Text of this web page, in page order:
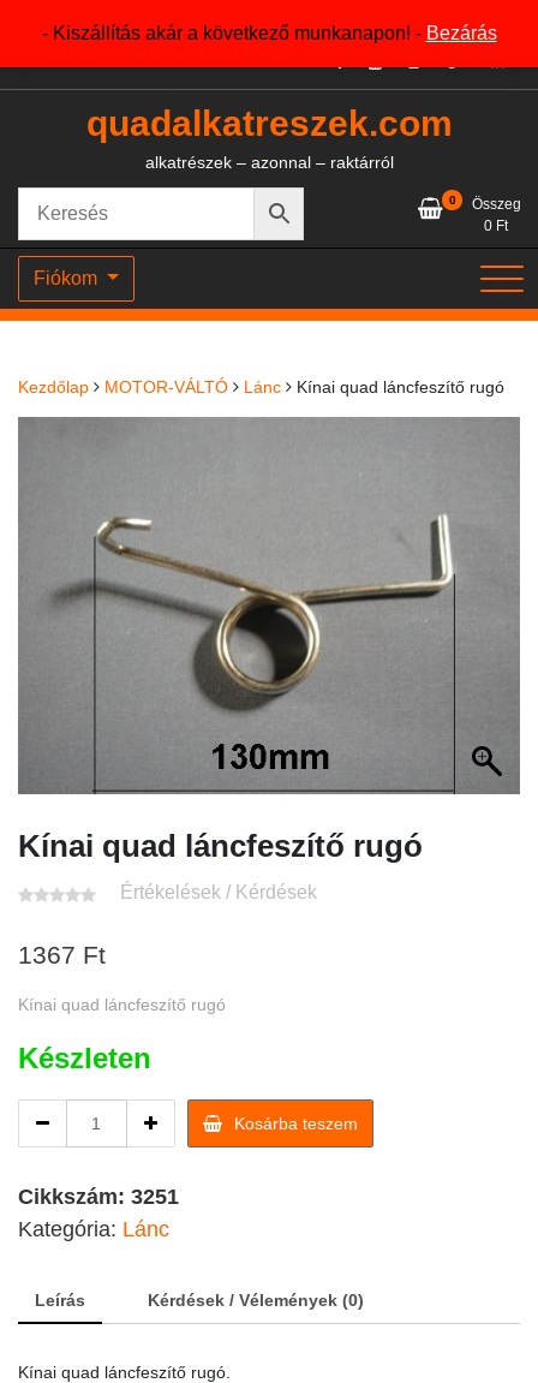
- Kiszállítás akár a következő munkanapon! - Bezárás
+36204327386
quadalkatreszek.com
alkatrészek – azonnal – raktárról
0
Összeg
0 Ft
Fiókom
Kezdőlap MOTOR-VÁLTÓ Lánc Kínai quad láncfeszítő rugó
Kínai quad láncfeszítő rugó
Értékelések / Kérdések
1367 Ft
Kínai quad láncfeszítő rugó
Készleten
quad
rugó
Kosárba teszem
Cikkszám: 3251
Kategória: Lánc
Leírás Kérdések / Vélemények (0)
Kínai quad láncfeszítő rugó.